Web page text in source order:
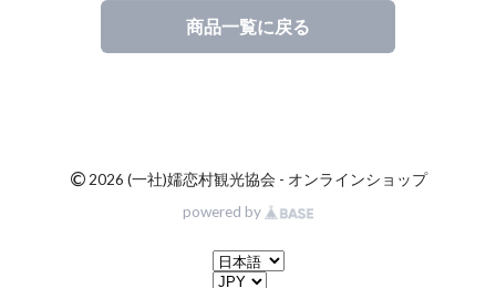
商品一覧に戻る
©2026 (一社)嬬恋村観光協会 - オンラインショップ
powered by